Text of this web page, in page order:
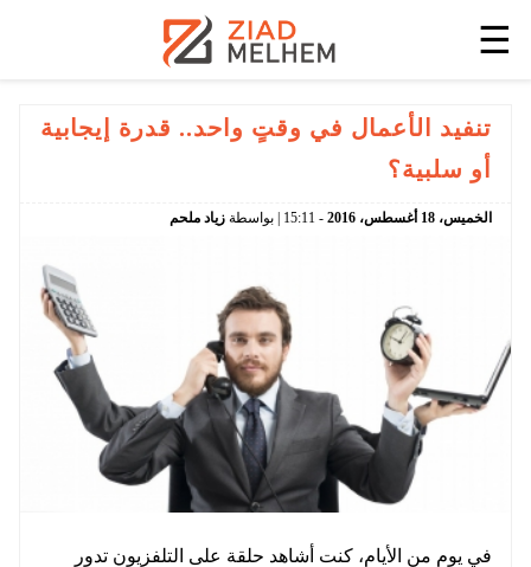
☰
تنفيد الأعمال في وقتٍ واحد.. قدرة إيجابية
أو سلبية؟
الخميس، 18 أغسطس، 2016
-
15:11 | بواسطة زياد ملحم
في يومٍ من الأيام، كنت أشاهد حلقة على التلفزيون تدور